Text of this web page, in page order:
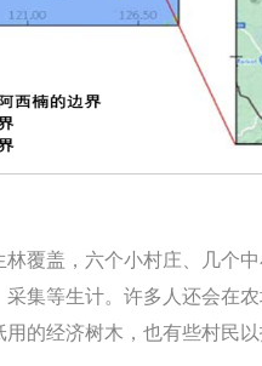
覆盖，六个小村庄、几个
集等生计。许多人还会在
的经济树木，也有些村民以